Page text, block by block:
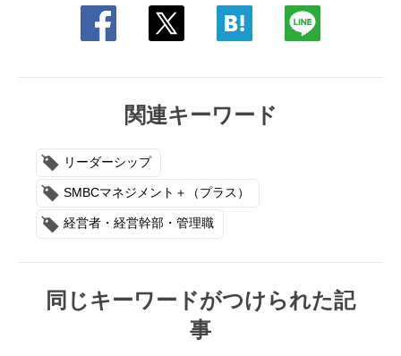
関連キーワード
リーダーシップ
SMBCマネジメント＋（プラス）
経営者・経営幹部・管理職
同じキーワードがつけられた記
事